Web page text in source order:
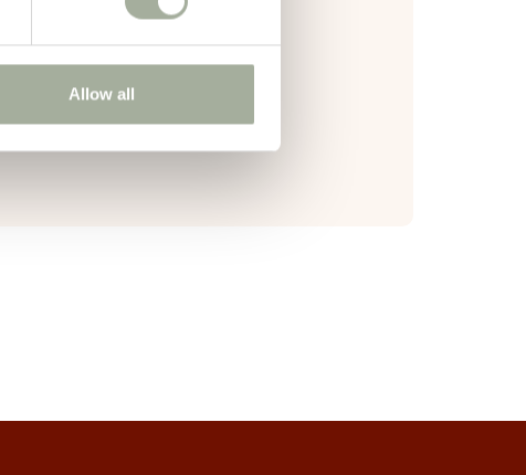
Allow all